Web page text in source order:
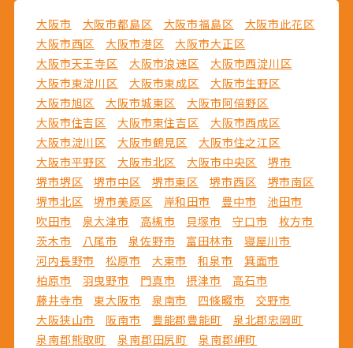
大阪市 大阪市都島区 大阪市福島区
大阪市此花区
大阪市西区
大阪市港区
大阪市大正区
大阪市天王寺区
大阪市浪速区
大阪市西淀川区
大阪市東淀川区
大阪市東成区
大阪市生野区
大阪市旭区
大阪市城東区
大阪市阿倍野区
大阪市住吉区
大阪市東住吉区
大阪市西成区
大阪市淀川区
大阪市鶴見区
大阪市住之江区
大阪市平野区
大阪市北区 大阪市中央区
堺市
堺市堺区
堺市中区 堺市東区 堺市西区
堺市南区
堺市北区
堺市美原区 岸和田市 豊中市
池田市
吹田市
泉大津市 高槻市 貝塚市 守口市
枚方市
茨木市
八尾市 泉佐野市 富田林市
寝屋川市
河内長野市
松原市 大東市 和泉市
箕面市
柏原市
羽曳野市 門真市 摂津市
高石市
藤井寺市
東大阪市 泉南市 四條畷市
交野市
大阪狭山市
阪南市 豊能郡豊能町
泉北郡忠岡町
泉南郡熊取町
泉南郡田尻町 泉南郡岬町